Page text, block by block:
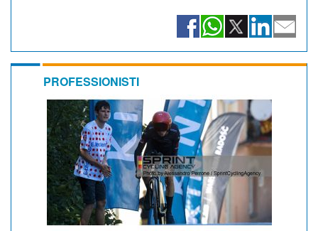
PROFESSIONISTI